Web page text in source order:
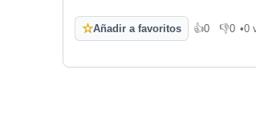
☆Añadir a favoritos 👍0
Me gusta
👎0
No me
•0